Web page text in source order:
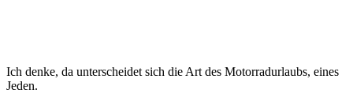
Ich denke, da unterscheidet sich die Art des Motorradurlaubs, eines
Jeden.